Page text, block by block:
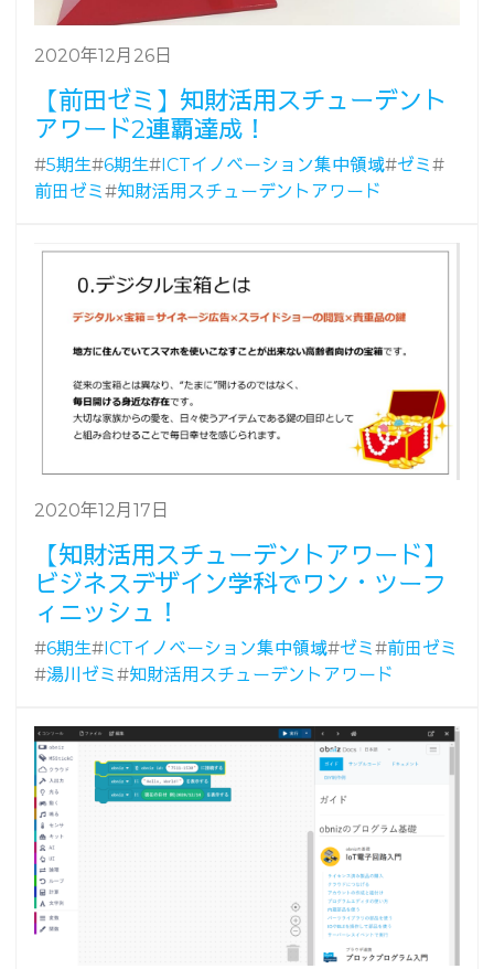
2020年12月26日
【前田ゼミ】知財活用スチューデント
アワード2連覇達成！
#5期生#6期生#ICTイノベーション集中領域#ゼミ#
前田ゼミ#知財活用スチューデントアワード
2020年12月17日
【知財活用スチューデントアワード】
ビジネスデザイン学科でワン・ツーフ
ィニッシュ！
#6期生#ICTイノベーション集中領域#ゼミ#前田ゼミ
#湯川ゼミ#知財活用スチューデントアワード